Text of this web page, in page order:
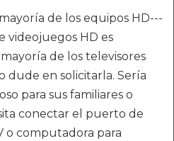
de los equipos HD---
videojuegos HD es
de los televisores
dude en solicitarla. Sería
para sus familiares o
conectar el puerto de
o computadora para